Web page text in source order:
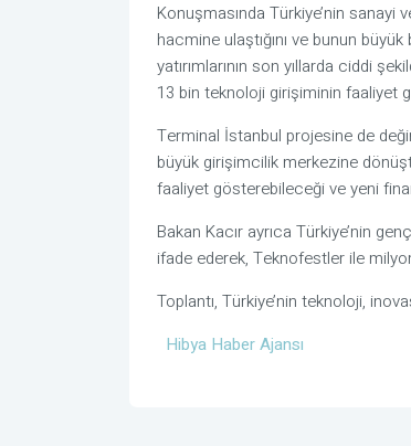
Konuşmasında Türkiye’nin
hacmine ulaştığını ve bunun
yatırımlarının son yıllarda ciddi
13 bin teknoloji girişiminin faaliyet
Terminal İstanbul projesine de
büyük girişimcilik merkezine
faaliyet gösterebileceği ve yeni
Bakan Kacır ayrıca Türkiye’nin
ifade ederek, Teknofestler ile
Toplantı, Türkiye’nin teknoloji,
Hibya Haber Ajansı